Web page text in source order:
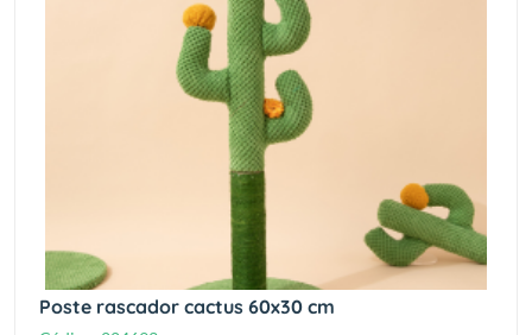
Poste rascador cactus 60x30 cm